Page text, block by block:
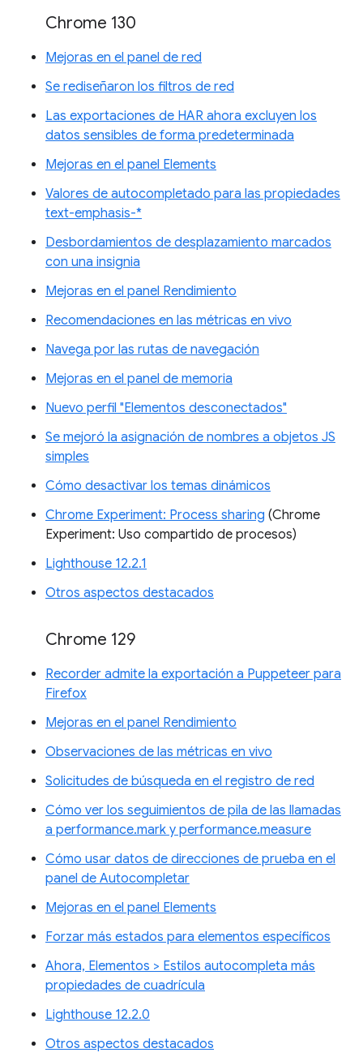
Chrome 130
Mejoras en el panel de red
Se rediseñaron los filtros de red
Las exportaciones de HAR ahora excluyen los
datos sensibles de forma predeterminada
Mejoras en el panel Elements
Valores de autocompletado para las propiedades
text-emphasis-*
Desbordamientos de desplazamiento marcados
con una insignia
Mejoras en el panel Rendimiento
Recomendaciones en las métricas en vivo
Navega por las rutas de navegación
Mejoras en el panel de memoria
Nuevo perfil "Elementos desconectados"
Se mejoró la asignación de nombres a objetos JS
simples
Cómo desactivar los temas dinámicos
Chrome Experiment: Process sharing (Chrome
Experiment: Uso compartido de procesos)
Lighthouse 12.2.1
Otros aspectos destacados
Chrome 129
Recorder admite la exportación a Puppeteer para
Firefox
Mejoras en el panel Rendimiento
Observaciones de las métricas en vivo
Solicitudes de búsqueda en el registro de red
Cómo ver los seguimientos de pila de las llamadas
a performance.mark y performance.measure
Cómo usar datos de direcciones de prueba en el
panel de Autocompletar
Mejoras en el panel Elements
Forzar más estados para elementos específicos
Ahora, Elementos > Estilos autocompleta más
propiedades de cuadrícula
Lighthouse 12.2.0
Otros aspectos destacados